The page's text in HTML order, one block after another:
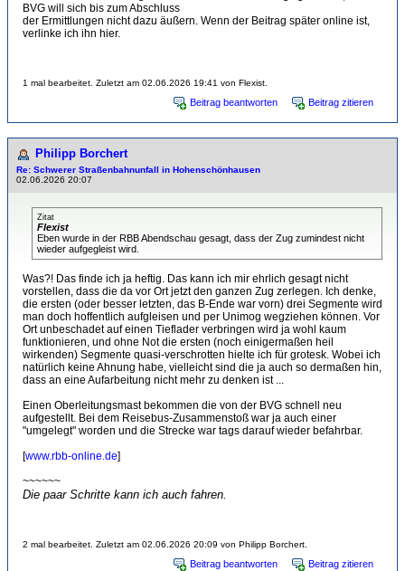
BVG will sich bis zum Abschluss
der Ermittlungen nicht dazu äußern. Wenn der Beitrag später online ist,
verlinke ich ihn hier.
1 mal bearbeitet. Zuletzt am 02.06.2026 19:41 von Flexist.
Beitrag beantworten Beitrag zitieren
Philipp Borchert
Re: Schwerer Straßenbahnunfall in Hohenschönhausen
02.06.2026 20:07
Zitat
Flexist
Eben wurde in der RBB Abendschau gesagt, dass der Zug zumindest nicht
wieder aufgegleist wird.
Was?! Das finde ich ja heftig. Das kann ich mir ehrlich gesagt nicht
vorstellen, dass die da vor Ort jetzt den ganzen Zug zerlegen. Ich denke,
die ersten (oder besser letzten, das B-Ende war vorn) drei Segmente wird
man doch hoffentlich aufgleisen und per Unimog wegziehen können. Vor
Ort unbeschadet auf einen Tieflader verbringen wird ja wohl kaum
funktionieren, und ohne Not die ersten (noch einigermaßen heil
wirkenden) Segmente quasi-verschrotten hielte ich für grotesk. Wobei ich
natürlich keine Ahnung habe, vielleicht sind die ja auch so dermaßen hin,
dass an eine Aufarbeitung nicht mehr zu denken ist ...
Einen Oberleitungsmast bekommen die von der BVG schnell neu
aufgestellt. Bei dem Reisebus-Zusammenstoß war ja auch einer
"umgelegt" worden und die Strecke war tags darauf wieder befahrbar.
[www.rbb-online.de]
~~~~~~
Die paar Schritte kann ich auch fahren.
2 mal bearbeitet. Zuletzt am 02.06.2026 20:09 von Philipp Borchert.
Beitrag beantworten Beitrag zitieren